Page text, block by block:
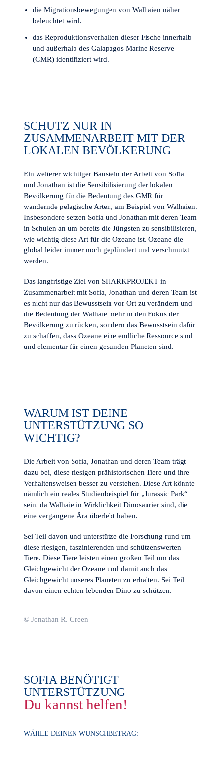
die Migrationsbewegungen von Walhaien näher
beleuchtet wird.
das Reproduktionsverhalten dieser Fische innerhalb
und außerhalb des Galapagos Marine Reserve
(GMR) identifiziert wird.
SCHUTZ NUR IN
ZUSAMMENARBEIT MIT DER
LOKALEN BEVÖLKERUNG
Ein weiterer wichtiger Baustein der Arbeit von Sofia
und Jonathan ist die Sensibilisierung der lokalen
Bevölkerung für die Bedeutung des GMR für
wandernde pelagische Arten, am Beispiel von Walhaien.
Insbesondere setzen Sofia und Jonathan mit deren Team
in Schulen an um bereits die Jüngsten zu sensibilisieren,
wie wichtig diese Art für die Ozeane ist. Ozeane die
global leider immer noch geplündert und verschmutzt
werden.
Das langfristige Ziel von SHARKPROJEKT in
Zusammenarbeit mit Sofia, Jonathan und deren Team ist
es nicht nur das Bewusstsein vor Ort zu verändern und
die Bedeutung der Walhaie mehr in den Fokus der
Bevölkerung zu rücken, sondern das Bewusstsein dafür
zu schaffen, dass Ozeane eine endliche Ressource sind
und elementar für einen gesunden Planeten sind.
WARUM IST DEINE
UNTERSTÜTZUNG SO
WICHTIG?
Die Arbeit von Sofia, Jonathan und deren Team trägt
dazu bei, diese riesigen prähistorischen Tiere und ihre
Verhaltensweisen besser zu verstehen. Diese Art könnte
nämlich ein reales Studienbeispiel für „Jurassic Park“
sein, da Walhaie in Wirklichkeit Dinosaurier sind, die
eine vergangene Ära überlebt haben.
Sei Teil davon und unterstütze die Forschung rund um
diese riesigen, faszinierenden und schützenswerten
Tiere. Diese Tiere leisten einen großen Teil um das
Gleichgewicht der Ozeane und damit auch das
Gleichgewicht unseres Planeten zu erhalten. Sei Teil
davon einen echten lebenden Dino zu schützen.
© Jonathan R. Green
SOFIA BENÖTIGT
UNTERSTÜTZUNG
Du kannst helfen!
WÄHLE DEINEN WUNSCHBETRAG: